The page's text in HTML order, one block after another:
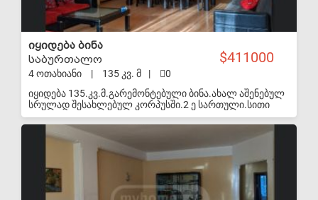
411000
იყიდება ბინა
საბურთალო
4 ოთახიანი | 135 კვ. მ |
0
იყიდება 135.კვ.მ.გარემონტებული ბინა.ახალ აშენებულ
სრულად შესახლებულ კორპუსში.2 ე სართული.სითი
მოლთან და მეტრო ვაჟა ფშაველასთან ახლოს..
S-VIP